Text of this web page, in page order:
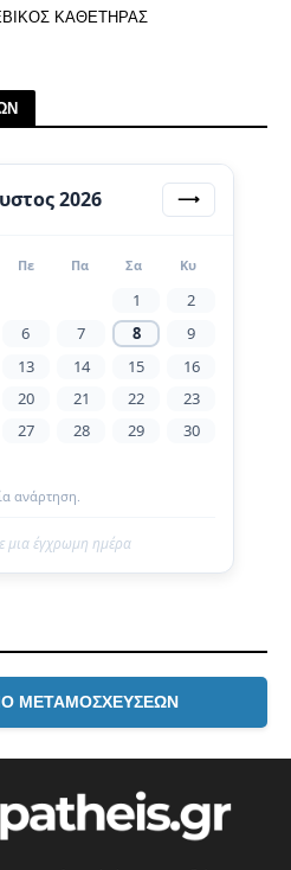
ΚΑΘΕΤΗΡΑΣ
2026 ⟶
Πε Πα Σα Κυ
1
2
6 7 8
9
13 14 15
16
20 21 22
23
27 28 29
30
ανάρτηση.
μια έγχρωμη ημέρα
ΜΕΤΑΜΟΣΧΕΥΣΕΩΝ